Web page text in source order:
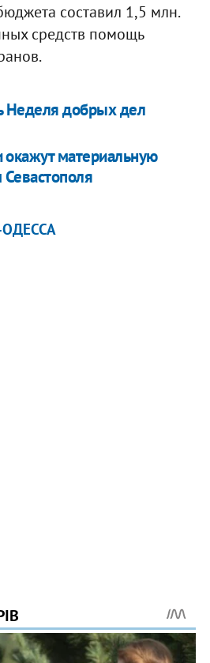
составил 1,5 млн.
средств помощь
Неделя добрых дел
окажут материальную